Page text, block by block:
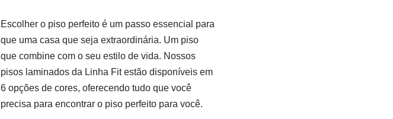
Escolher o piso perfeito é um passo essencial para
que uma casa que seja extraordinária. Um piso
que combine com o seu estilo de vida. Nossos
pisos laminados da Linha Fit estão disponíveis em
6 opções de cores, oferecendo tudo que você
precisa para encontrar o piso perfeito para você.